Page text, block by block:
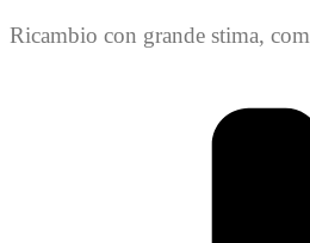
Ricambio con grande stima,